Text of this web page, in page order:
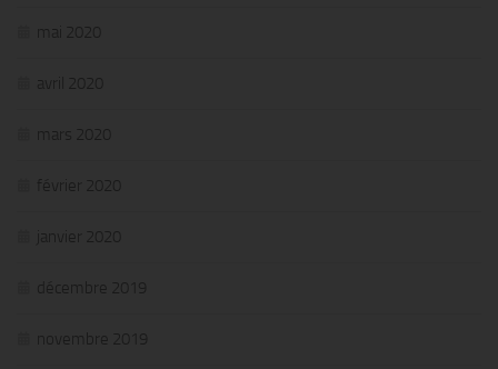
mai 2020
avril 2020
mars 2020
février 2020
janvier 2020
décembre 2019
novembre 2019